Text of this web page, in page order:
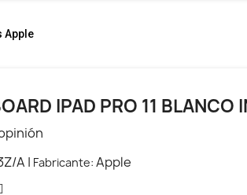
Apple
IPAD PRO 11 BLANCO
A | Fabricante: Apple